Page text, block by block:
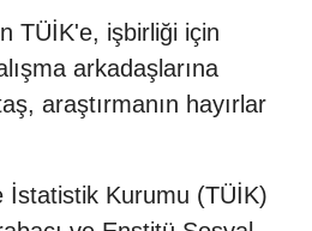
TÜİK'e, işbirliği için
arkadaşlarına
araştırmanın hayırlar
İstatistik Kurumu (TÜİK)